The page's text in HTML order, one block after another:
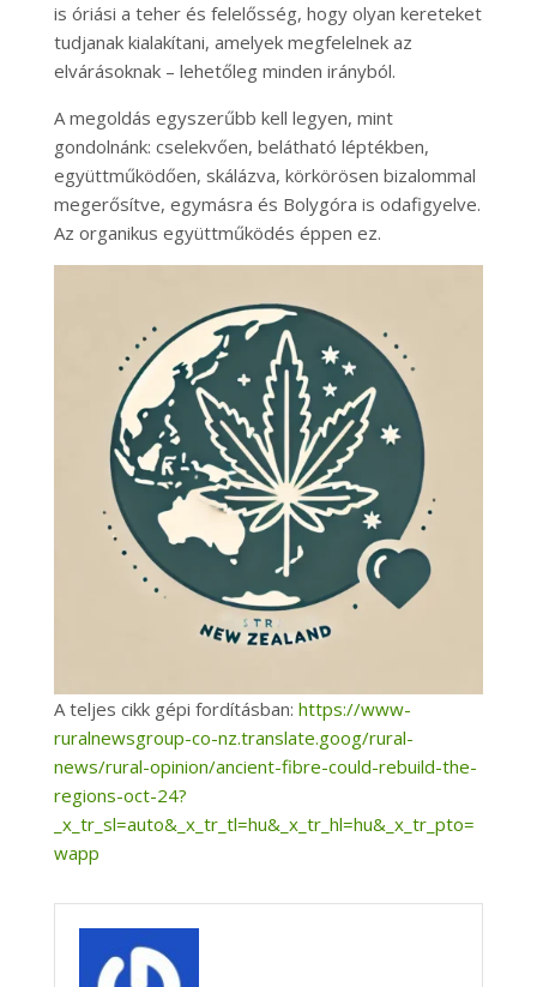
is óriási a teher és felelősség, hogy olyan kereteket
tudjanak kialakítani, amelyek megfelelnek az
elvárásoknak – lehetőleg minden irányból.
A megoldás egyszerűbb kell legyen, mint
gondolnánk: cselekvően, belátható léptékben,
együttműködően, skálázva, körkörösen bizalommal
megerősítve, egymásra és Bolygóra is odafigyelve.
Az organikus együttműködés éppen ez.
A teljes cikk gépi fordításban: https://www-
ruralnewsgroup-co-nz.translate.goog/rural-
news/rural-opinion/ancient-fibre-could-rebuild-the-
regions-oct-24?
_x_tr_sl=auto&_x_tr_tl=hu&_x_tr_hl=hu&_x_tr_pto=
wapp